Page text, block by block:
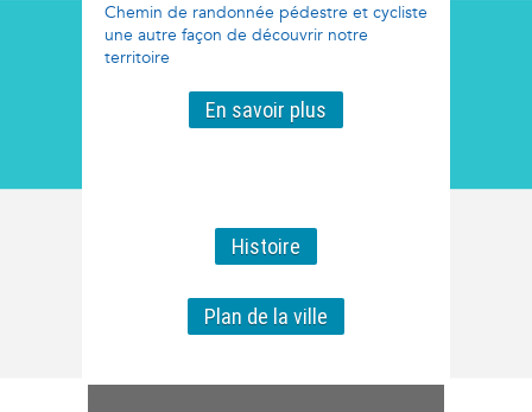
Chemin de randonnée pédestre et cycliste
une autre façon de découvrir notre
territoire
En savoir plus
Histoire
Plan de la ville